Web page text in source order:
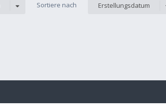
Sortiere nach Erstellungsdatum